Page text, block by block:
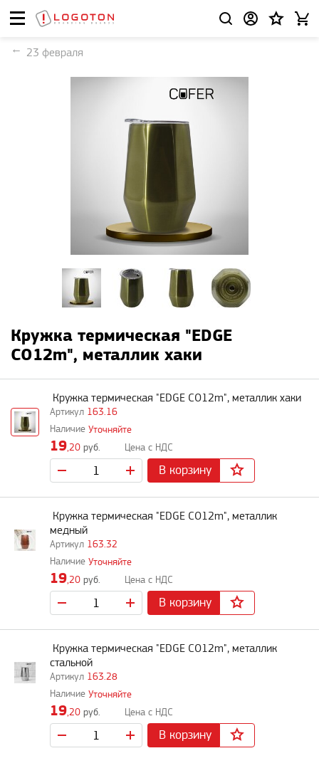
23 февраля
Кружка термическая "EDGE
CO12m", металлик хаки
163.16
Кружка термическая "EDGE CO12m", металлик хаки
Уточняйте
19,20 руб.
В корзину
163.32
Кружка термическая "EDGE CO12m", металлик
медный
Уточняйте
19,20 руб.
В корзину
163.28
Кружка термическая "EDGE CO12m", металлик
стальной
Уточняйте
19,20 руб.
В корзину